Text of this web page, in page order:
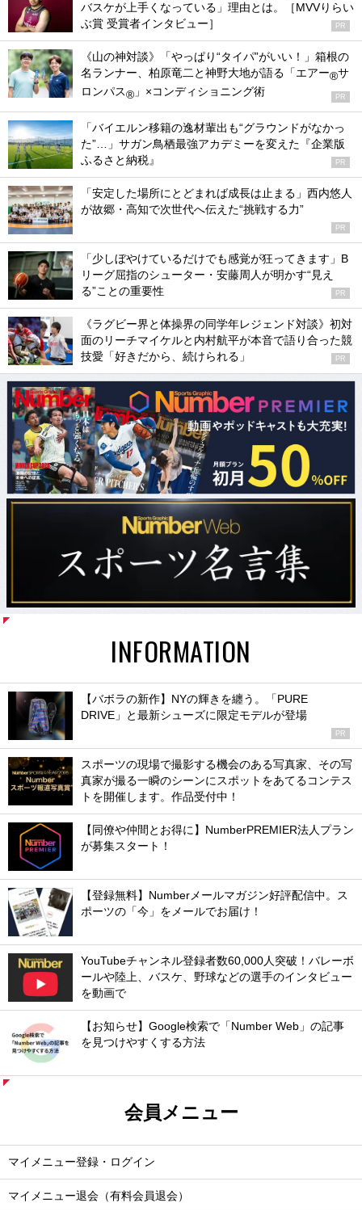
バスケが上手くなっている」理由とは。［MVVりらい
ぶ賞 受賞者インタビュー］
PR
《山の神対談》「やっぱり“タイパ”がいい！」箱根の
名ランナー、柏原竜二と神野大地が語る「エアー®サ
ロンパス® 」×コンディショニング術 PR
「バイエルン移籍の逸材輩出も“グラウンドがなかっ
た”…」サガン鳥栖最強アカデミーを変えた『企業版
ふるさと納税』
PR
「安定した場所にとどまれば成長は止まる」西内悠人
が故郷・高知で次世代へ伝えた“挑戦する力”
PR
「少しぼやけているだけでも感覚が狂ってきます」B
リーグ屈指のシューター・安藤周人が明かす“見え
る”ことの重要性
PR
《ラグビー界と体操界の同学年レジェンド対談》初対
面のリーチマイケルと内村航平が本音で語り合った競
技愛「好きだから、続けられる」
PR
INFORMATION
【バボラの新作】NYの輝きを纏う。「PURE
DRIVE」と最新シューズに限定モデルが登場
PR
スポーツの現場で撮影する機会のある写真家、その写
真家が撮る一瞬のシーンにスポットをあてるコンテス
トを開催します。作品受付中！
【同僚や仲間とお得に】NumberPREMIER法人プラン
が募集スタート！
【登録無料】Numberメールマガジン好評配信中。ス
ポーツの「今」をメールでお届け！
YouTubeチャンネル登録者数60,000人突破！バレーボ
ールや陸上、バスケ、野球などの選手のインタビュー
を動画で
【お知らせ】Google検索で「Number Web」の記事
を見つけやすくする方法
会員メニュー
マイメニュー登録・ログイン
マイメニュー退会（有料会員退会）